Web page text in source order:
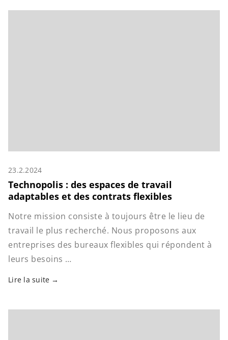
23.2.2024
Technopolis : des espaces de travail
adaptables et des contrats flexibles
Notre mission consiste à toujours être le lieu de
travail le plus recherché. Nous proposons aux
entreprises des bureaux flexibles qui répondent à
leurs besoins …
Lire la suite